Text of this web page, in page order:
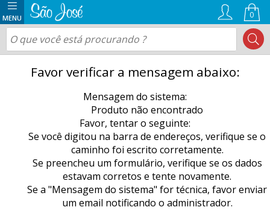
0
Favor verificar a mensagem abaixo:
Mensagem do sistema:
Produto não encontrado
Favor, tentar o seguinte:
Se você digitou na barra de endereços, verifique se o
caminho foi escrito corretamente.
Se preencheu um formulário, verifique se os dados
estavam corretos e tente novamente.
Se a "Mensagem do sistema" for técnica, favor enviar
um email notificando o administrador.